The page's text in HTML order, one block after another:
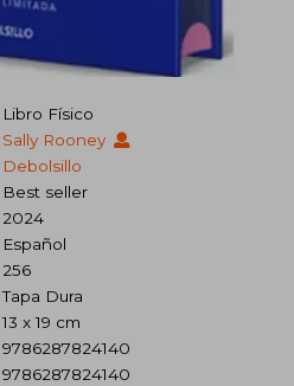
Libro Físico
Sally Rooney
Debolsillo
Best seller
2024
Español
256
Tapa Dura
13 x 19 cm
9786287824140
9786287824140